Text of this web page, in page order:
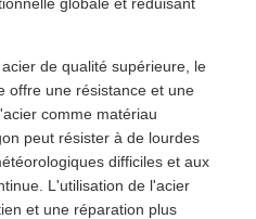
de qualité supérieure, le
offre une résistance et une
comme matériau
peut résister à de lourdes
difficiles et aux
L'utilisation de l'acier
et une réparation plus